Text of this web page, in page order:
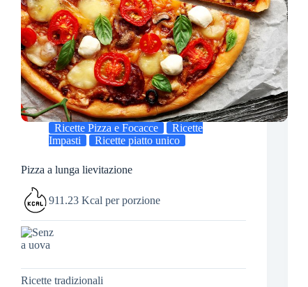
Ricette Pizza e Focacce
Ricette
Impasti
Ricette piatto unico
Pizza a lunga lievitazione
911.23 Kcal per porzione
Ricette tradizionali